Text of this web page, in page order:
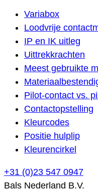
Variabox
Loodvrije
IP en IK uitleg
Uittrekkrachten
Meest gebruikte
Pilot-contact vs.
Contactopstelling
Kleurcodes
Positie hulplip
Kleurencirkel
+31 (0)23 547 0947
Bals Nederland B.V.